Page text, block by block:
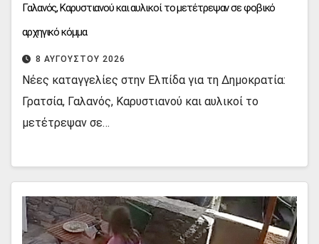
Γαλανός, Καρυστιανού και αυλικοί το μετέτρεψαν σε φοβικό
αρχηγικό κόμμα
8 ΑΥΓΟΎΣΤΟΥ 2026
Νέες καταγγελίες στην Ελπίδα για τη Δημοκρατία:
Γρατσία, Γαλανός, Καρυστιανού και αυλικοί το
μετέτρεψαν σε…